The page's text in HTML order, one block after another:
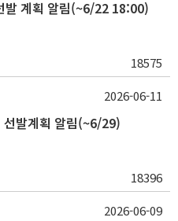
발 계획 알림(~6/22 18:00)
18575
발계획 알림(~6/29)
18396
2026-06-11
2026-06-09